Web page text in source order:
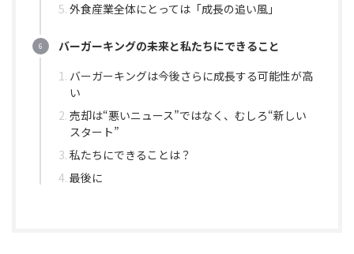
外食産業全体にとっては「成長の追い風」
バーガーキングの未来と私たちにできること
バーガーキングは今後さらに成長する可能性が高
い
売却は“悪いニュース”ではなく、むしろ“新しい
スタート”
私たちにできることは？
最後に